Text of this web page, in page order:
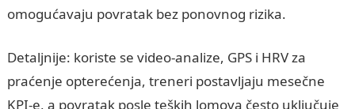
omogućavaju povratak bez ponovnog rizika.
Detaljnije: koriste se video-analize, GPS i HRV za
praćenje opterećenja, treneri postavljaju mesečne
KPI-e, a povratak posle teških lomova često uključuje